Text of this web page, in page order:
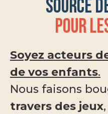
Source
pour
Soyez acteurs
de vos enfants.
Nous faisons
travers des jeux,